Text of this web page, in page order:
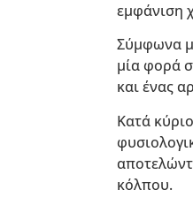
εμφάνιση
Σύμφωνα
μία φορά
και ένας
Κατά
κόλπου.